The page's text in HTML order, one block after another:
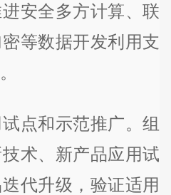
安全多方计算、联
等数据开发利用支
试点和示范推广。组
术、新产品应用试
代升级，验证适用